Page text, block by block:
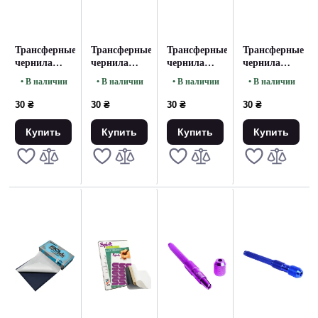
Трансферные
чернила
фиолетовые
• В наличии
30 ₴
Купить
Трансферные
чернила
красные
• В наличии
30 ₴
Купить
Трансферные
чернила
зеленые
• В наличии
30 ₴
Купить
Трансферные
чернила
синие
• В наличии
30 ₴
Купить